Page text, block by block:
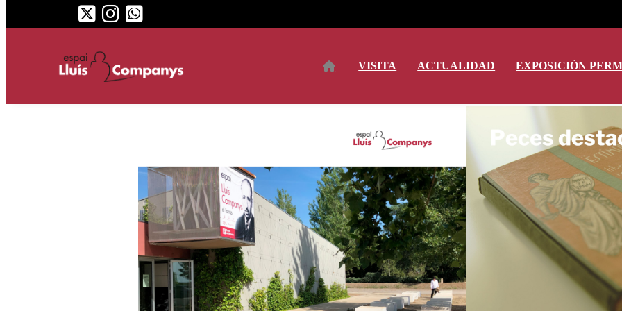
VISITA ACTUALIDAD EXPOSICIÓN